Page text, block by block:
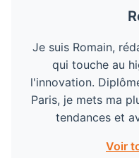
Je suis Romain,
qui touche au
l'innovation.
Paris, je mets ma
tendances et
Voir